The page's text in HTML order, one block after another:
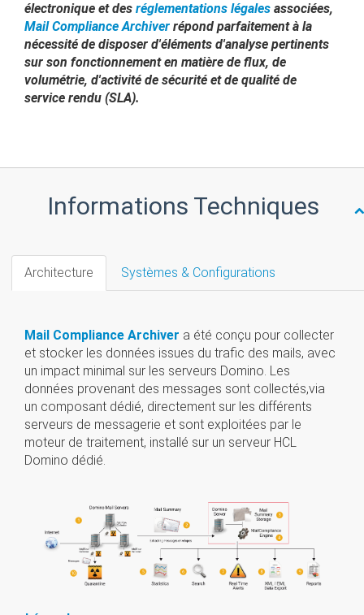
électronique et des réglementations légales associées,
Mail Compliance Archiver répond parfaitement à la
nécessité de disposer d'éléments d'analyse pertinents
sur son fonctionnement en matière de flux, de
volumétrie, d'activité de sécurité et de qualité de
service rendu (SLA).
Informations Techniques
Architecture Systèmes & Configurations
Mail Compliance Archiver a été conçu pour collecter
et stocker les données issues du trafic des mails, avec
un impact minimal sur les serveurs Domino. Les
données provenant des messages sont collectés,via
un composant dédié, directement sur les différents
serveurs de messagerie et sont exploitées par le
moteur de traitement, installé sur un serveur HCL
Domino dédié.